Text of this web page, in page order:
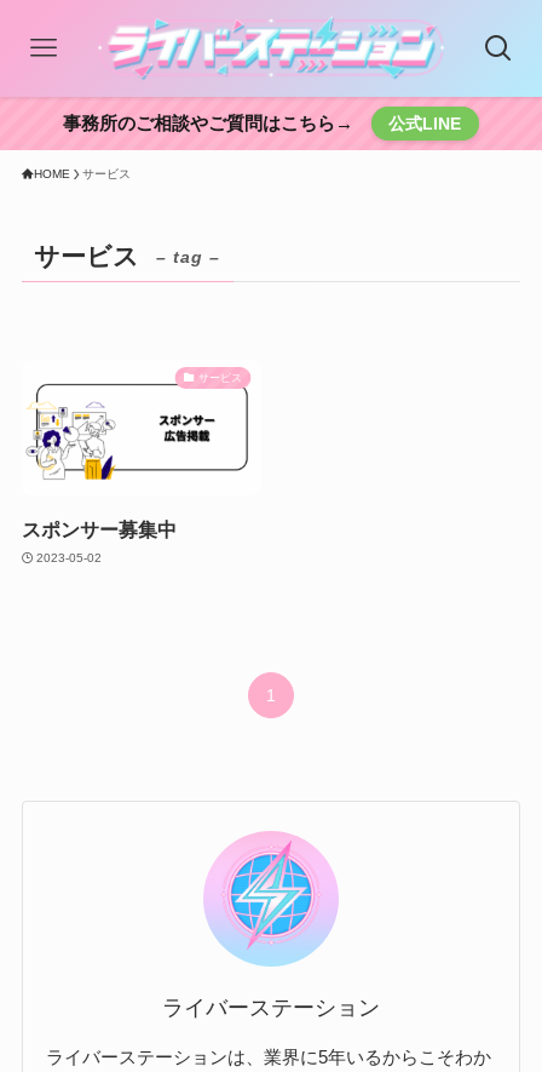
事務所のご相談やご質問はこちら→ 公式LINE
HOME サービス
サービス – tag –
サービス
スポンサー募集中
2023-05-02
1
ライバーステーション
ライバーステーションは、業界に5年いるからこそわか